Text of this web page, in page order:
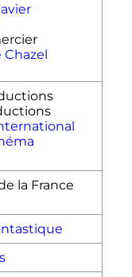
Chazel